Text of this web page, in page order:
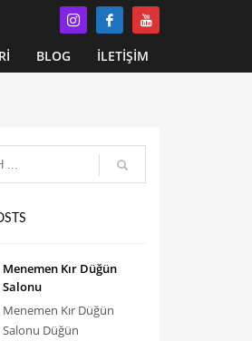
BLOG İLETİŞİM
Menemen Kır Düğün
Salonu
Menemen Kır Düğün
Salonu Düğün